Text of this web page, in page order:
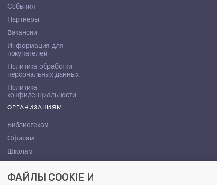
События
Партнёры
Вакансии
Информация для
покупателей
Политика обработки
персональных данных
Политика
конфиденциальности
ОРГАНИЗАЦИЯМ
Библиотекам
Офисам
Школам
КОНТАКТЫ
ФАЙЛЫ COOKIE И